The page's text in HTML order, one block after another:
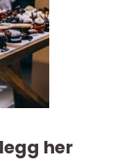
her